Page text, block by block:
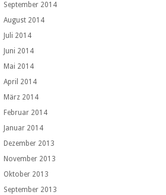
September 2014
August 2014
Juli 2014
Juni 2014
Mai 2014
April 2014
März 2014
Februar 2014
Januar 2014
Dezember 2013
November 2013
Oktober 2013
September 2013